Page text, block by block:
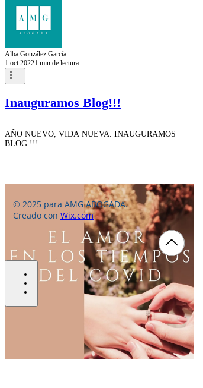
Alba González García
1 oct 20221 min de lectura
Inauguramos Blog!!!
AÑO NUEVO, VIDA NUEVA. INAUGURAMOS
BLOG !!!
© 2025 para AMG ABOGADA.
Creado con Wix.com
bottom of page